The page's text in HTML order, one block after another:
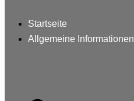
Startseite
Allgemeine Informationen